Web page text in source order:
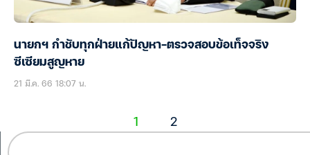
นายกฯ กำชับทุกฝ่ายแก้ปัญหา-ตรวจสอบข้อเท็จจริง
ซีเซียมสูญหาย
21 มี.ค. 66 18:07 น.
1 2